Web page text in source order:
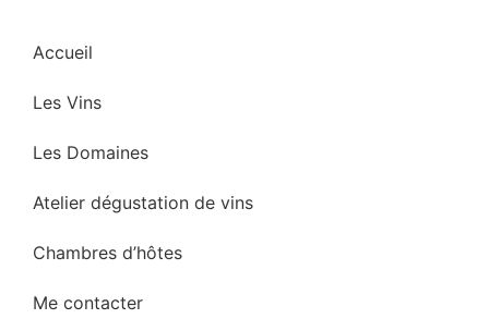
Accueil
Les Vins
Les Domaines
Atelier dégustation de vins
Chambres d’hôtes
Me contacter